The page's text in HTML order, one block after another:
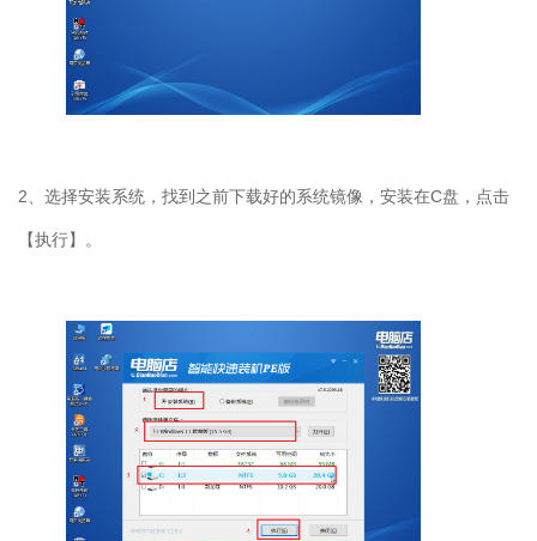
2、选择安装系统，找到之前下载好的系统镜像，安装在C盘，点击
【执行】。